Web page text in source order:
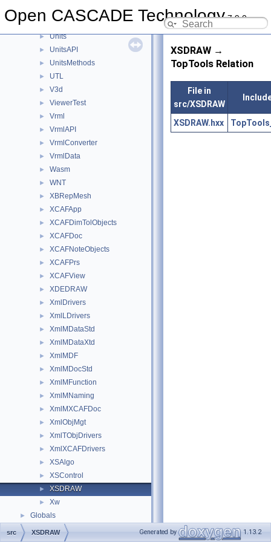
Open CASCADE Technology7.9.0
TransferBRep
► TShort
► Units
► UnitsAPI
► UnitsMethods
► UTL
► V3d
► ViewerTest
► Vrml
► VrmlAPI
► VrmlConverter
► VrmlData
► Wasm
► WNT
► XBRepMesh
► XCAFApp
► XCAFDimTolObjects
► XCAFDoc
► XCAFNoteObjects
► XCAFPrs
► XCAFView
► XDEDRAW
► XmlDrivers
► XmlLDrivers
► XmlMDataStd
► XmlMDataXtd
► XmlMDF
► XmlMDocStd
► XmlMFunction
► XmlMNaming
► XmlMXCAFDoc
► XmlObjMgt
► XmlTObjDrivers
► XmlXCAFDrivers
► XSAlgo
► XSControl
► XSDRAW
► Xw
► Globals
XSDRAW →
TopTools Relation
File in
src/XSDRAW
XSDRAW.hxx
src XSDRAW Generated by 1.13.2